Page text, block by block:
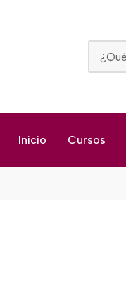
Inicio Cursos